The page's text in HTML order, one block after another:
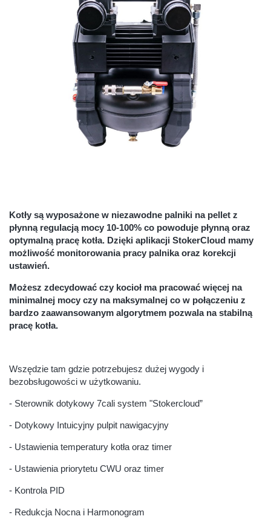
Kotły są wyposażone w niezawodne palniki na pellet z
płynną regulacją mocy 10-100% co powoduje płynną oraz
optymalną pracę kotła. Dzięki aplikacji StokerCloud mamy
możliwość monitorowania pracy palnika oraz korekcji
ustawień.
Możesz zdecydować czy kocioł ma pracować więcej na
minimalnej mocy czy na maksymalnej co w połączeniu z
bardzo zaawansowanym algorytmem pozwala na stabilną
pracę kotła.
Wszędzie tam gdzie potrzebujesz dużej wygody i
bezobsługowości w użytkowaniu.
- Sterownik dotykowy 7cali system "Stokercloud”
- Dotykowy Intuicyjny pulpit nawigacyjny
- Ustawienia temperatury kotła oraz timer
- Ustawienia priorytetu CWU oraz timer
- Kontrola PID
- Redukcja Nocna i Harmonogram